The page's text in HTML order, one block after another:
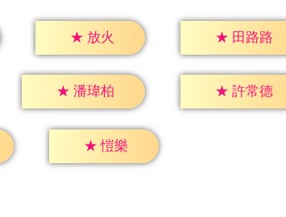
★ 放火 ★ 田路路
★ 潘瑋柏 ★ 許常德
★ 愷樂